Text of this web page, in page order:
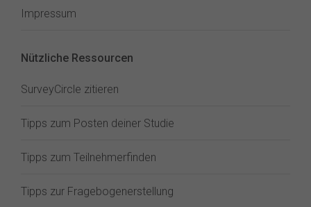
Impressum
Nützliche Ressourcen
SurveyCircle zitieren
Tipps zum Posten deiner Studie
Tipps zum Teilnehmerfinden
Tipps zur Fragebogenerstellung